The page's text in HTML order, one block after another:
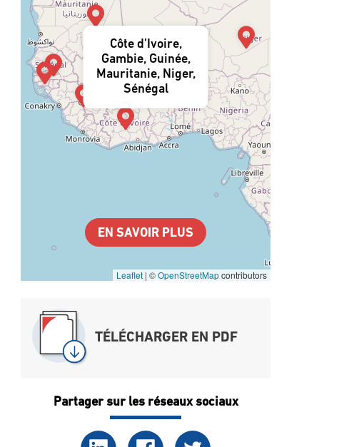
Leaflet | ©OpenStreetMapcontributors
Côte d’Ivoire,
Gambie, Guinée,
Mauritanie, Niger,
Sénégal
EN SAVOIR PLUS
TÉLÉCHARGER EN PDF
Partager sur les réseaux sociaux